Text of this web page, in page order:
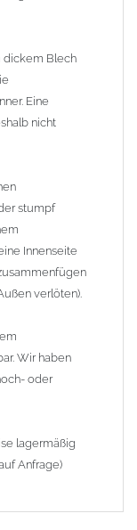
ab Werk
dickem Blech
Eine
nicht
stumpf
Innenseite
verlöten).
Wir haben
oder
lagermäßig
Anfrage)